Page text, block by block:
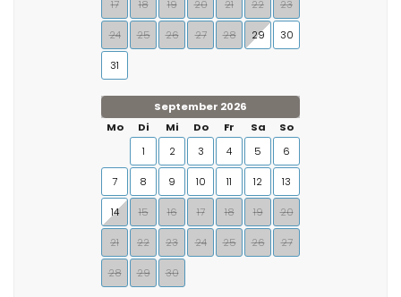
17 18 19 20 21 22 23
24 25 26 27 28 29 30
31
September 2026
Mo
Di Mi Do Fr Sa
So
1
2 3 4 5 6
7 8 9 10 11 12 13
14 15 16 17 18 19 20
21 22 23 24 25 26 27
28 29 30